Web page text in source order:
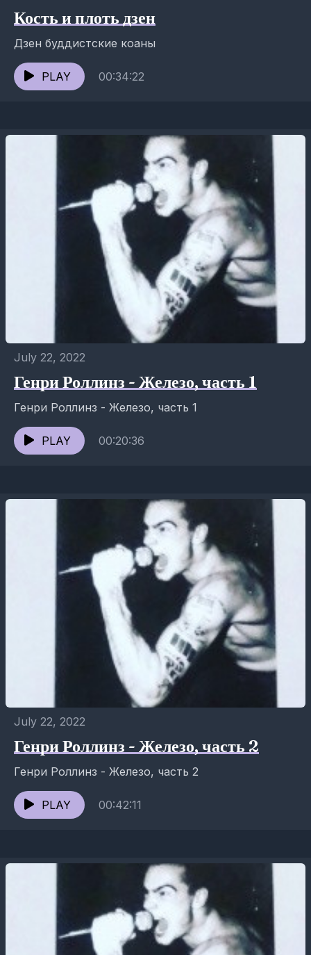
Кость и плоть дзен
Дзен буддистские коаны
PLAY 00:34:22
July 22, 2022
Генри Роллинз - Железо, часть 1
Генри Роллинз - Железо, часть 1
PLAY 00:20:36
July 22, 2022
Генри Роллинз - Железо, часть 2
Генри Роллинз - Железо, часть 2
PLAY 00:42:11